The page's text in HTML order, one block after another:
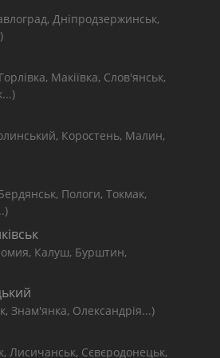
Дніпродзержинськ,
Макіївка, Слов'янськ,
Коростень, Малин,
Пологи, Токмак,
Калуш, Бурштин,
Знам'янка, Олександрія...)
Лисичанськ, Сєвєродонецьк,